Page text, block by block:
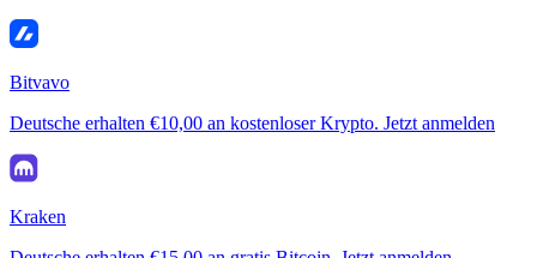
Bitvavo
Deutsche erhalten €10,00 an kostenloser Krypto. Jetzt anmelden
Kraken